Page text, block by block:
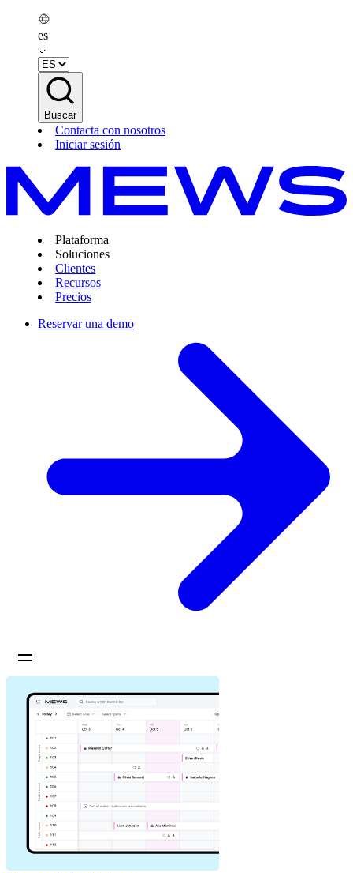
es
Buscar
Contacta con nosotros
Iniciar sesión
Plataforma
Soluciones
Clientes
Recursos
Precios
Reservar una demo